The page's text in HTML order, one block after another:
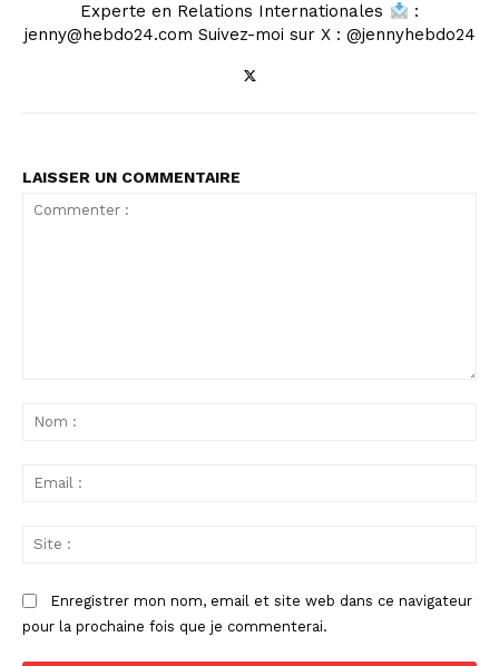
Experte en Relations Internationales
:
jenny@hebdo24.com Suivez-moi sur X : @jennyhebdo24
LAISSER UN COMMENTAIRE
Enregistrer mon nom, email et site web dans ce navigateur
pour la prochaine fois que je commenterai.